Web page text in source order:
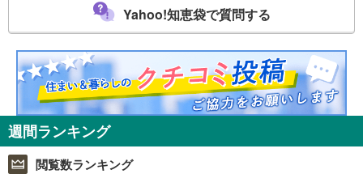
Yahoo!知恵袋で質問する
週間ランキング
閲覧数ランキング